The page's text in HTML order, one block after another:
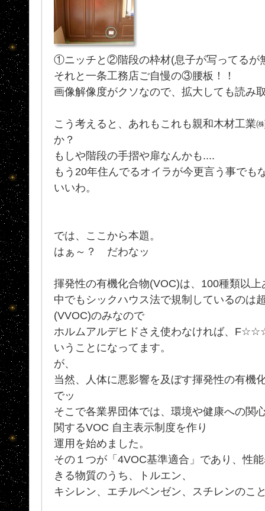
①ニッチと②階段の枠材(息子が写ってる
それと一条工務店ご自慢の③腰板！！
画像解像度がクソなので、拡大しても読み
こう考えると、あれもこれも親和木材工業
か？
もしや階段の手摺や扉なんかも....
もう20年住んでるオイラが今更言う事で
いいわ。
では、ここから本題。
はぁ～？ だわなッ
揮発性の有機化合物(VOC)は、100種類以
中でもシックハウス法で規制しているのは
(VVOC)のみなので
ホルムアルデヒドさえ使わなければ、
いうことになってます。
が、
当然、人体に悪影響を及ぼす揮発性の有機
でッ
そこで各業界団体では、環境や健康への関
関するVOC 自主表示制度を作り
運用を始めました。
その１つが「4VOC基準適合」であり、性
きる物質のうち、トルエン、
キシレン、エチルベンゼン、スチレンのこ